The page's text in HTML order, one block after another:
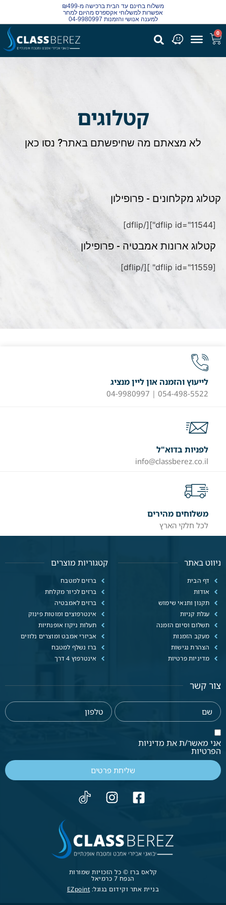
משלוח בחינם עד הבית ברכישה מ-₪499
אפשרות למשלוחי אקספרס מהיום למחר
למענה אנושי והזמנות 04-9980997
0
קטלוגים
לא מצאתם מה שחיפשתם באתר? נסו כאן
קטלוג מקלחונים - פרופילון
[dflip id="11544"][/dflip]
קטלוג ארונות אמבטיה - פרופילון
[dflip id="11559" ][/dflip]
לייעוץ והזמנה און ליין מנציג
054-498-5522 | 04-9980997
לפניות בדוא"ל
info@classberez.co.il
משלוחים מהירים
לכל חלקי הארץ
ניווט באתר
דף הבית
אודות
תקנון ותנאי שימוש
עגלת קניות
תשלום וסיום הזמנה
מעקב הזמנות
הצהרת נגישות
מדיניות פרטיות
קטגוריות מוצרים
ברזים למטבח
ברזים לכיור מקלחת
ברזים לאמבטיה
אינטרפוצים ומוטות פינוק
תעלות ניקוז אופנתיות
אביזרי אמבט ומוצרים נלווים
ברז נשלף למטבח
אינטרפוץ 4 דרך
צור קשר
אני מאשר/ת את מדיניות
הפרטיות
שליחת פרטים
קלאס ברז © כל הזכויות שמורות
הנפח 7 כרמיאל
בניית אתר וקידום בגוגל: EZpoint